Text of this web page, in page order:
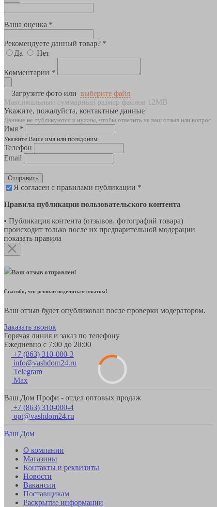
Ваша оценка *
Рекомендуете данный товар? *
Да
Нет
Комментарии *
Загрузите фото или выберите файл
Максимальный суммарный размер файлов 12MB
Укажите, пожалуйста, контактные данные
Данные не публикуются и нужны, чтобы ответить на ваш отзыв или вопрос
Имя *
Укажите Ваше имя или псевдоним
Телефон
Email
Отправить
Я согласен с правилами публикации *
Правила публикации пользовательского контента
• Публикация контента (отзывов, фотографий товара)
происходит только после их предварительной модерации
показать правила
Ваш отзыв отправлен!
Спасибо, что решили поделиться опытом!
Ваш отзыв будет опубликован после проверки модератором.
Заказать звонок
Горячая линия и заказ по телефону
Ежедневно с 7:00 до 20:00
+7 (863) 310-000-3
info@vashdom24.ru
Telegram
Max
Ваш Дом Профи - отдел оптовых продаж
+7 (863) 310-000-4
opt@vashdom24.ru
Ваш Дом
О компании
Магазины
Контакты и реквизиты
Новости
Вакансии
Поставщикам
Раскрытие информации